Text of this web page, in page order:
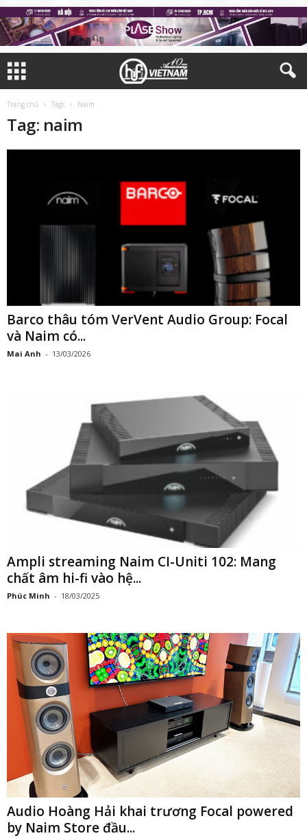
Trang chủ Tags Naim
Tag: naim
Barco thâu tóm VerVent Audio Group: Focal
và Naim có...
Mai Anh - 13/03/2026
Ampli streaming Naim CI-Uniti 102: Mang
chất âm hi-fi vào hệ...
Phúc Minh - 18/03/2025
Audio Hoàng Hải khai trương Focal powered
by Naim Store đầu...